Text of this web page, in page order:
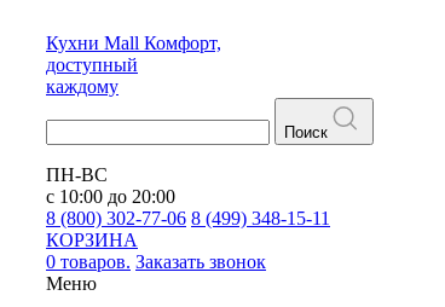
Кухни Mall Комфорт,
доступный
каждому
Поиск
ПН-ВС
с 10:00 до 20:00
8 (800) 302-77-06 8 (499) 348-15-11
КОРЗИНА
0 товаров. Заказать звонок
Меню